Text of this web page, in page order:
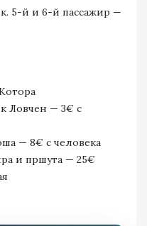
5-й и 6-й пассажир —
Ловчен — 3€ с
— 8€ с человека
и пршута — 25€